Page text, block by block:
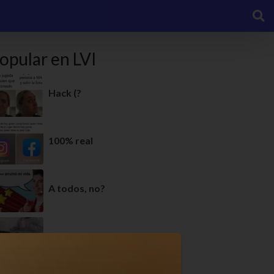
en LVI
Hack (?
100% real
A todos, no?
Ya ni me ilusiono